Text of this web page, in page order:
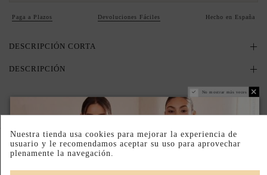
Paga a Plazos Devoluciones Fáciles Hecho en España
DESCRIPCIÓN CORTA
DESCRIPCIÓN
Completa tu look
No mostrar más veces
Nuestra tienda usa cookies para mejorar la experiencia de
usuario y le recomendamos aceptar su uso para aprovechar
plenamente la navegación.